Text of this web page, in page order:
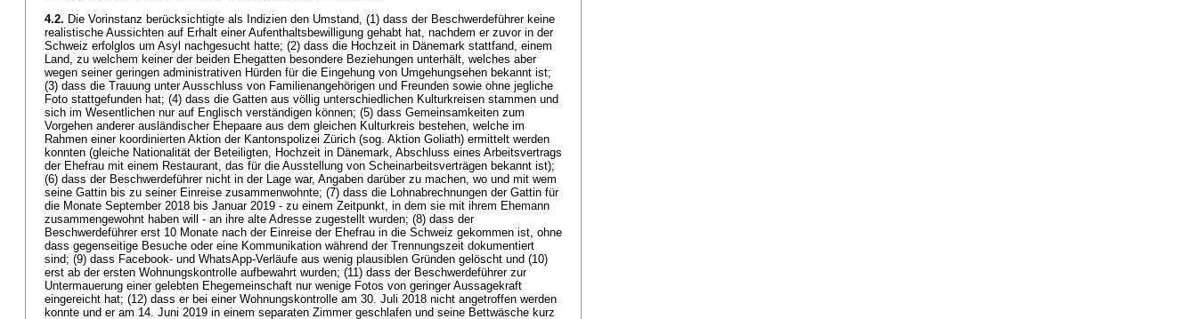
4.2. Die Vorinstanz berücksichtigte als Indizien den Umstand, (1) dass der Beschwerdeführer keine
realistische Aussichten auf Erhalt einer Aufenthaltsbewilligung gehabt hat, nachdem er zuvor in der
Schweiz erfolglos um Asyl nachgesucht hatte; (2) dass die Hochzeit in Dänemark stattfand, einem
Land, zu welchem keiner der beiden Ehegatten besondere Beziehungen unterhält, welches aber
wegen seiner geringen administrativen Hürden für die Eingehung von Umgehungsehen bekannt ist;
(3) dass die Trauung unter Ausschluss von Familienangehörigen und Freunden sowie ohne jegliche
Foto stattgefunden hat; (4) dass die Gatten aus völlig unterschiedlichen Kulturkreisen stammen und
sich im Wesentlichen nur auf Englisch verständigen können; (5) dass Gemeinsamkeiten zum
Vorgehen anderer ausländischer Ehepaare aus dem gleichen Kulturkreis bestehen, welche im
Rahmen einer koordinierten Aktion der Kantonspolizei Zürich (sog. Aktion Goliath) ermittelt werden
konnten (gleiche Nationalität der Beteiligten, Hochzeit in Dänemark, Abschluss eines Arbeitsvertrags
der Ehefrau mit einem Restaurant, das für die Ausstellung von Scheinarbeitsverträgen bekannt ist);
(6) dass der Beschwerdeführer nicht in der Lage war, Angaben darüber zu machen, wo und mit wem
seine Gattin bis zu seiner Einreise zusammenwohnte; (7) dass die Lohnabrechnungen der Gattin für
die Monate September 2018 bis Januar 2019 - zu einem Zeitpunkt, in dem sie mit ihrem Ehemann
zusammengewohnt haben will - an ihre alte Adresse zugestellt wurden; (8) dass der
Beschwerdeführer erst 10 Monate nach der Einreise der Ehefrau in die Schweiz gekommen ist, ohne
dass gegenseitige Besuche oder eine Kommunikation während der Trennungszeit dokumentiert
sind; (9) dass Facebook- und WhatsApp-Verläufe aus wenig plausiblen Gründen gelöscht und (10)
erst ab der ersten Wohnungskontrolle aufbewahrt wurden; (11) dass der Beschwerdeführer zur
Untermauerung einer gelebten Ehegemeinschaft nur wenige Fotos von geringer Aussagekraft
eingereicht hat; (12) dass er bei einer Wohnungskontrolle am 30. Juli 2018 nicht angetroffen werden
konnte und er am 14. Juni 2019 in einem separaten Zimmer geschlafen und seine Bettwäsche kurz